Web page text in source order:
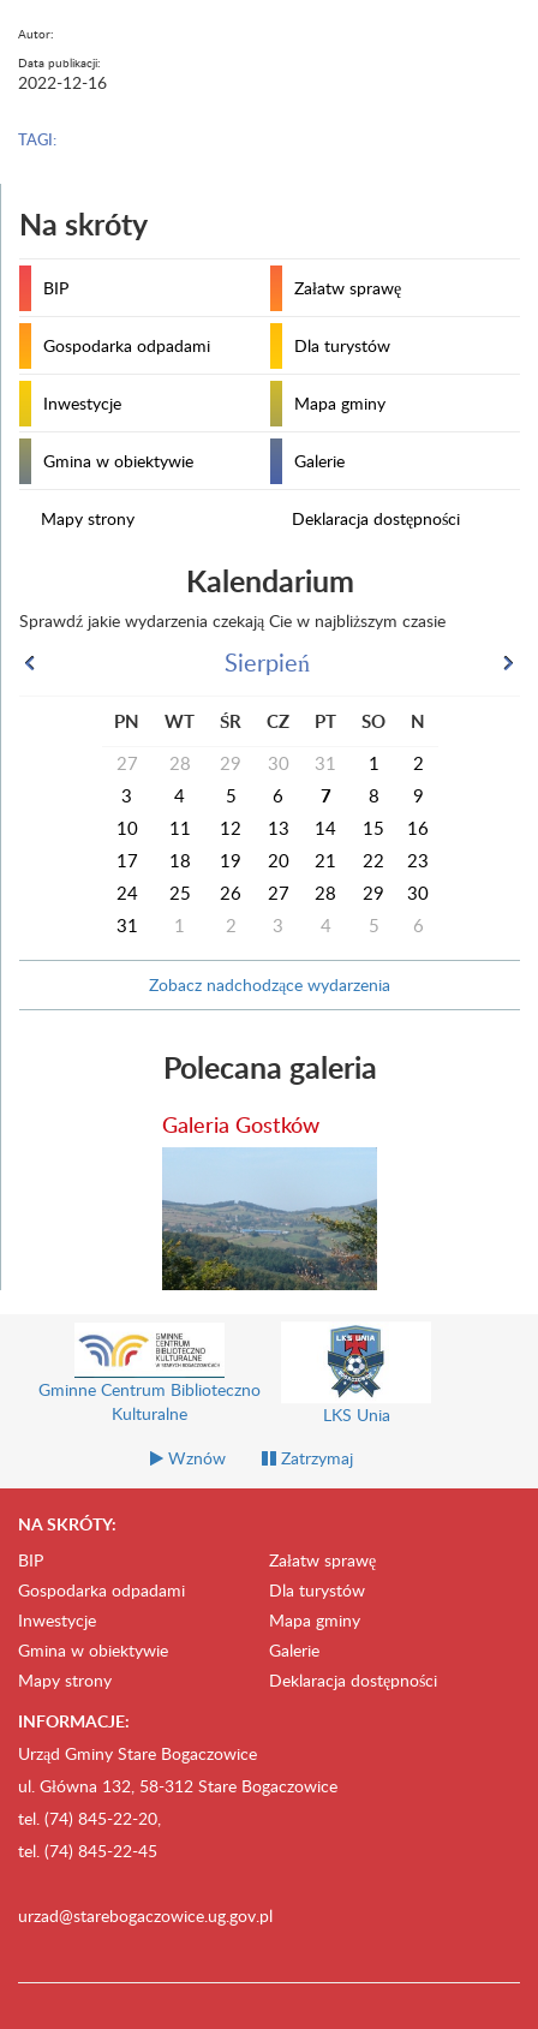
Autor:
Data publikacji:
2022-12-16
TAGI:
Na skróty
BIP Załatw sprawę
Gospodarka odpadami Dla turystów
Inwestycje Mapa gminy
Gmina w obiektywie Galerie
Mapy strony Deklaracja dostępności
Kalendarium
Sprawdź jakie wydarzenia czekają Cie w najbliższym czasie
Sierpień
PN WT ŚR CZ PT SO N
27 28 29 30 31 1
2
3
4 5 6 7 8
9
10
11 12 13 14 15
16
17
18 19 20 21 22
23
24
25 26 27 28 29
30
31
1 2 3 4 5 6
Zobacz nadchodzące wydarzenia
Polecana galeria
Galeria Gostków
Gminne Centrum Biblioteczno
Kulturalne
LKS Unia
Wznów
Zatrzymaj
NA SKRÓTY:
BIP
Załatw sprawę
Gospodarka odpadami
Dla turystów
Inwestycje
Mapa gminy
Gmina w obiektywie
Galerie
Mapy strony
Deklaracja dostępności
INFORMACJE:
Urząd Gminy Stare Bogaczowice
ul. Główna 132, 58-312 Stare Bogaczowice
tel. (74) 845-22-20,
tel. (74) 845-22-45
urzad@starebogaczowice.ug.gov.pl